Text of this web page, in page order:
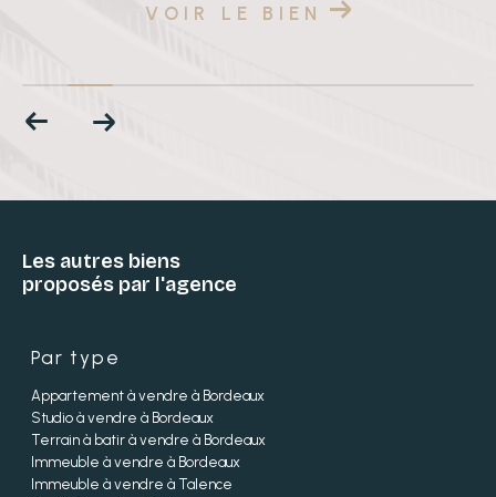
VOIR LE BIEN
Les autres biens
proposés par l'agence
Par type
Appartement à vendre à Bordeaux
Studio à vendre à Bordeaux
Terrain à batir à vendre à Bordeaux
Immeuble à vendre à Bordeaux
Immeuble à vendre à Talence